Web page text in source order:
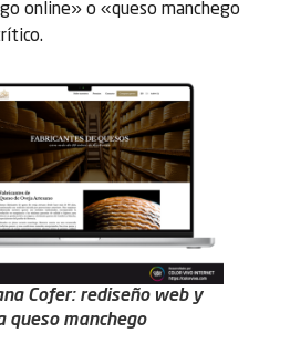
online» o «queso manchego
Cofer: rediseño web y
queso manchego